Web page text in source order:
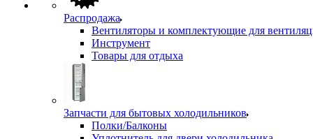
Распродажа
Вентиляторы и комплектующие для
Инструмент
Товары для отдыха
Запчасти для бытовых холодильников
Полки/Балконы